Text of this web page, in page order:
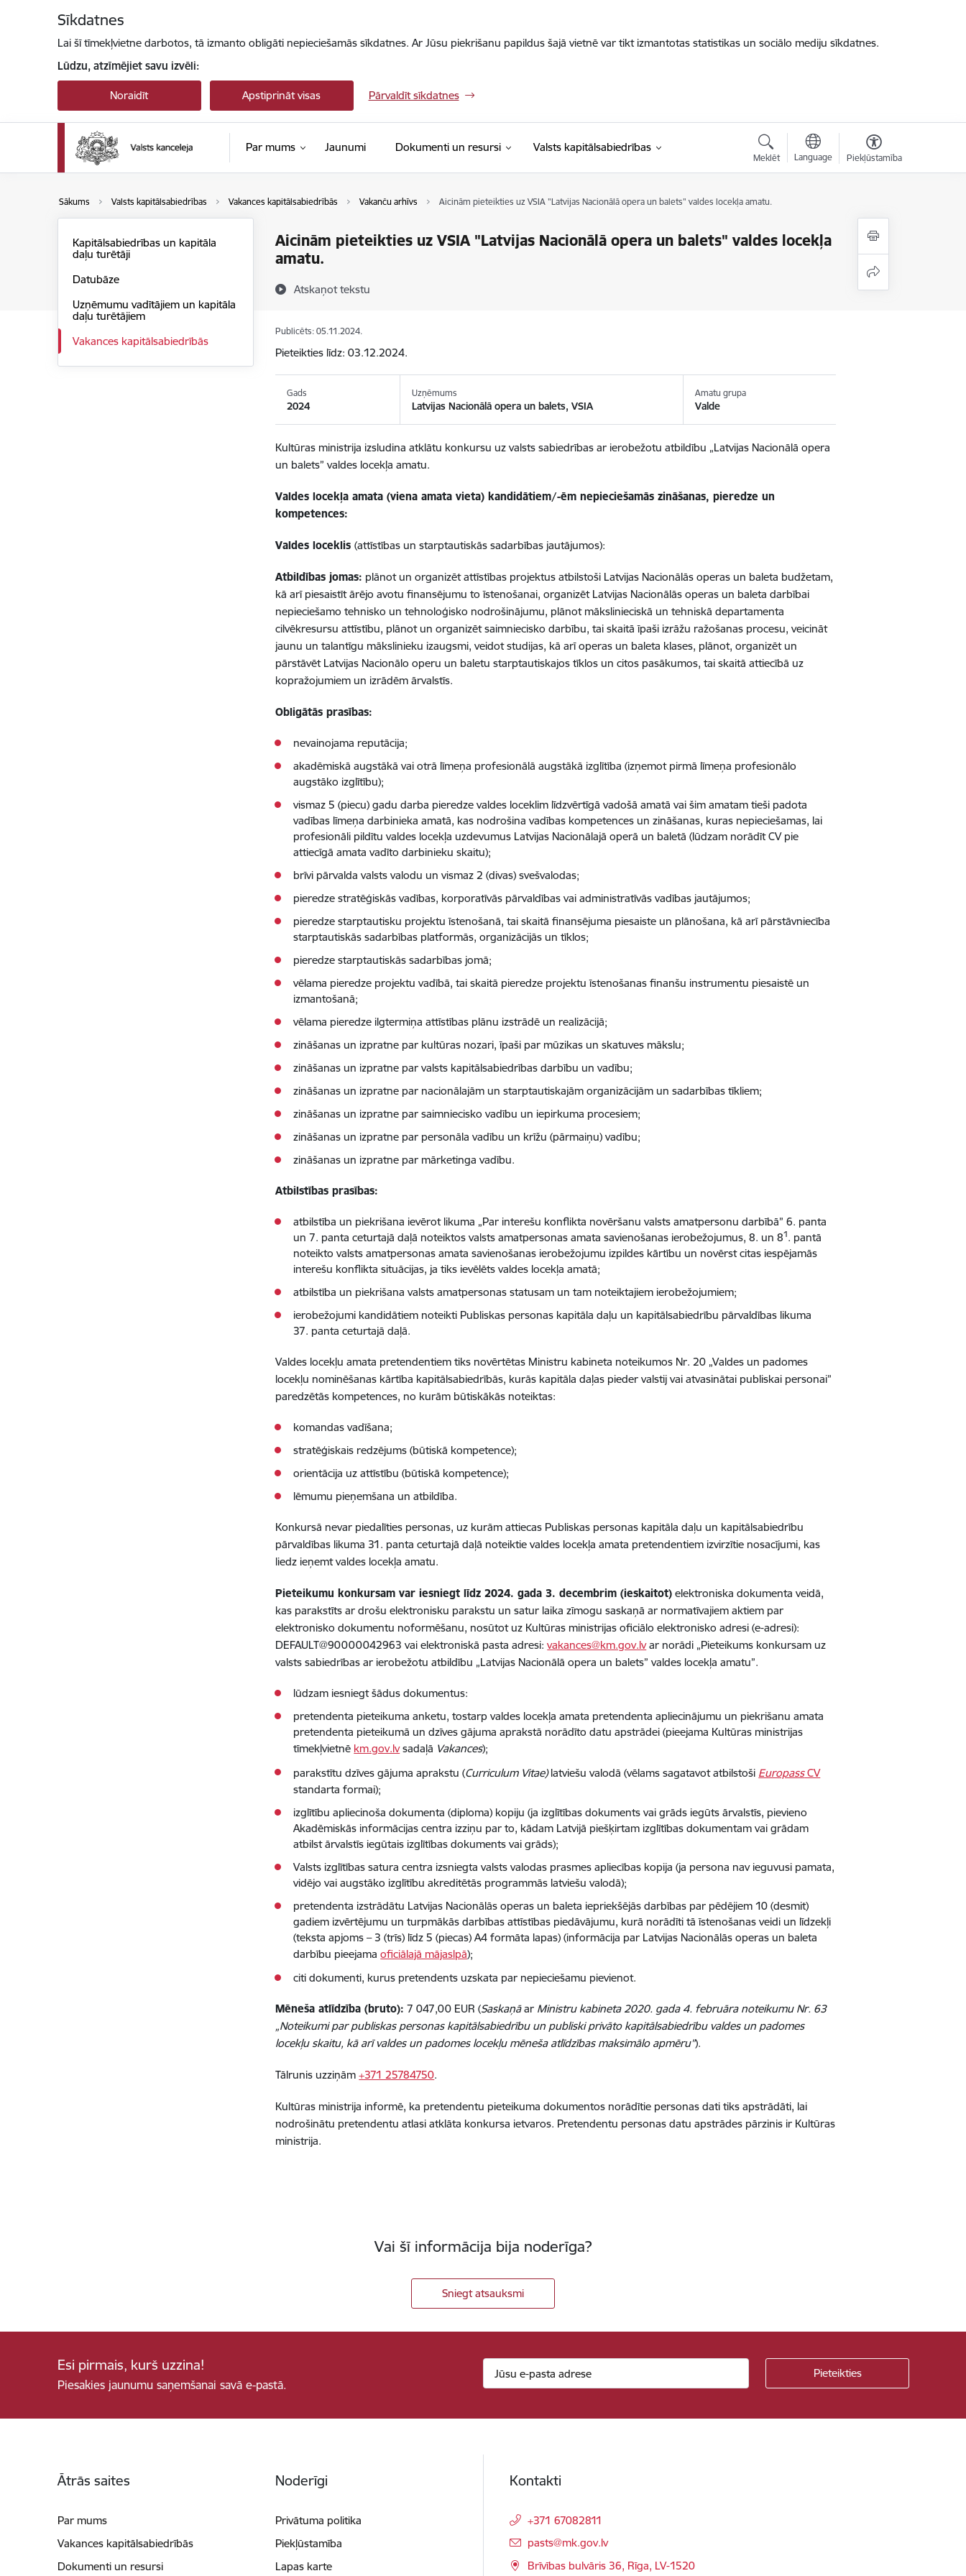
Sīkdatnes
Lai šī tīmekļvietne darbotos, tā izmanto obligāti nepieciešamās sīkdatnes. Ar Jūsu piekrišanu papildus šajā vietnē var tikt izmantotas statistikas un sociālo mediju sīkdatnes.
Lūdzu, atzīmējiet savu izvēli:
Noraidīt Apstiprināt visas Pārvaldīt sīkdatnes
Par mums Jaunumi Dokumenti un resursi Valsts kapitālsabiedrības
Meklēt Language Piekļūstamība
Sākums Valsts kapitālsabiedrības Vakances kapitālsabiedrībās Vakanču arhīvs Aicinām pieteikties uz VSIA "Latvijas Nacionālā opera un balets" valdes locekļa amatu.
Aicinām pieteikties uz VSIA "Latvijas Nacionālā opera un balets" valdes locekļa
amatu.
Atskaņot tekstu
Kapitālsabiedrības un kapitāla
daļu turētāji
Datubāze
Uzņēmumu vadītājiem un kapitāla
daļu turētājiem
Vakances kapitālsabiedrībās
Publicēts: 05.11.2024.
Pieteikties līdz: 03.12.2024.
Gads
2024
Uzņēmums
Latvijas Nacionālā opera un balets, VSIA
Amatu grupa
Valde
Kultūras ministrija izsludina atklātu konkursu uz valsts sabiedrības ar ierobežotu atbildību „Latvijas Nacionālā opera
un balets” valdes locekļa amatu.
Valdes locekļa amata (viena amata vieta) kandidātiem/-ēm nepieciešamās zināšanas, pieredze un
kompetences:
Valdes loceklis(attīstības un starptautiskās sadarbības jautājumos):
Atbildības jomas: plānot un organizēt attīstības projektus atbilstoši Latvijas Nacionālās operas un baleta budžetam,
kā arī piesaistīt ārējo avotu finansējumu to īstenošanai, organizēt Latvijas Nacionālās operas un baleta darbībai
nepieciešamo tehnisko un tehnoloģisko nodrošinājumu, plānot mākslinieciskā un tehniskā departamenta
cilvēkresursu attīstību, plānot un organizēt saimniecisko darbību, tai skaitā īpaši izrāžu ražošanas procesu, veicināt
jaunu un talantīgu mākslinieku izaugsmi, veidot studijas, kā arī operas un baleta klases, plānot, organizēt un
pārstāvēt Latvijas Nacionālo operu un baletu starptautiskajos tīklos un citos pasākumos, tai skaitā attiecībā uz
kopražojumiem un izrādēm ārvalstīs.
Obligātās prasības:
nevainojama reputācija;
akadēmiskā augstākā vai otrā līmeņa profesionālā augstākā izglītība (izņemot pirmā līmeņa profesionālo
augstāko izglītību);
vismaz 5 (piecu) gadu darba pieredze valdes loceklim līdzvērtīgā vadošā amatā vai šim amatam tieši padota
vadības līmeņa darbinieka amatā, kas nodrošina vadības kompetences un zināšanas, kuras nepieciešamas, lai
profesionāli pildītu valdes locekļa uzdevumus Latvijas Nacionālajā operā un baletā (lūdzam norādīt CV pie
attiecīgā amata vadīto darbinieku skaitu);
brīvi pārvalda valsts valodu un vismaz 2 (divas) svešvalodas;
pieredze stratēģiskās vadības, korporatīvās pārvaldības vai administratīvās vadības jautājumos;
pieredze starptautisku projektu īstenošanā, tai skaitā finansējuma piesaiste un plānošana, kā arī pārstāvniecība
starptautiskās sadarbības platformās, organizācijās un tīklos;
pieredze starptautiskās sadarbības jomā;
vēlama pieredze projektu vadībā, tai skaitā pieredze projektu īstenošanas finanšu instrumentu piesaistē un
izmantošanā;
vēlama pieredze ilgtermiņa attīstības plānu izstrādē un realizācijā;
zināšanas un izpratne par kultūras nozari, īpaši par mūzikas un skatuves mākslu;
zināšanas un izpratne par valsts kapitālsabiedrības darbību un vadību;
zināšanas un izpratne par nacionālajām un starptautiskajām organizācijām un sadarbības tīkliem;
zināšanas un izpratne par saimniecisko vadību un iepirkuma procesiem;
zināšanas un izpratne par personāla vadību un krīžu (pārmaiņu) vadību;
zināšanas un izpratne par mārketinga vadību.
Atbilstības prasības:
atbilstība un piekrišana ievērot likuma „Par interešu konflikta novēršanu valsts amatpersonu darbībā” 6. panta
un 7. panta ceturtajā daļā noteiktos valsts amatpersonas amata savienošanas ierobežojumus, 8. un 81. pantā
noteikto valsts amatpersonas amata savienošanas ierobežojumu izpildes kārtību un novērst citas iespējamās
interešu konflikta situācijas, ja tiks ievēlēts valdes locekļa amatā;
atbilstība un piekrišana valsts amatpersonas statusam un tam noteiktajiem ierobežojumiem;
ierobežojumi kandidātiem noteikti Publiskas personas kapitāla daļu un kapitālsabiedrību pārvaldības likuma
37. panta ceturtajā daļā.
Valdes locekļu amata pretendentiem tiks novērtētas Ministru kabineta noteikumos Nr. 20 „Valdes un padomes
locekļu nominēšanas kārtība kapitālsabiedrībās, kurās kapitāla daļas pieder valstij vai atvasinātai publiskai personai”
paredzētās kompetences, no kurām būtiskākās noteiktas:
komandas vadīšana;
stratēģiskais redzējums (būtiskā kompetence);
orientācija uz attīstību (būtiskā kompetence);
lēmumu pieņemšana un atbildība.
Konkursā nevar piedalīties personas, uz kurām attiecas Publiskas personas kapitāla daļu un kapitālsabiedrību
pārvaldības likuma 31. panta ceturtajā daļā noteiktie valdes locekļa amata pretendentiem izvirzītie nosacījumi, kas
liedz ieņemt valdes locekļa amatu.
Pieteikumu konkursam var iesniegt līdz 2024. gada 3. decembrim (ieskaitot) elektroniska dokumenta veidā,
kas parakstīts ar drošu elektronisku parakstu un satur laika zīmogu saskaņā ar normatīvajiem aktiem par
elektronisko dokumentu noformēšanu, nosūtot uz Kultūras ministrijas oficiālo elektronisko adresi (e-adresi):
DEFAULT@90000042963 vai elektroniskā pasta adresi:vakances@km.gov.lvar norādi „Pieteikums konkursam uz
valsts sabiedrības ar ierobežotu atbildību „Latvijas Nacionālā opera un balets” valdes locekļa amatu”.
lūdzam iesniegt šādus dokumentus:
pretendenta pieteikuma anketu, tostarp valdes locekļa amata pretendenta apliecinājumu un piekrišanu amata
pretendenta pieteikumā un dzīves gājuma aprakstā norādīto datu apstrādei (pieejama Kultūras ministrijas
tīmekļvietnē km.gov.lvsadaļā Vakances);
parakstītu dzīves gājuma aprakstu (Curriculum Vitae)latviešu valodā (vēlams sagatavot atbilstoši EuropassCV
standarta formai);
izglītību apliecinoša dokumenta (diploma) kopiju (ja izglītības dokuments vai grāds iegūts ārvalstīs, pievieno
Akadēmiskās informācijas centra izziņu par to, kādam Latvijā piešķirtam izglītības dokumentam vai grādam
atbilst ārvalstīs iegūtais izglītības dokuments vai grāds);
Valsts izglītības satura centra izsniegta valsts valodas prasmes apliecības kopija (ja persona nav ieguvusi pamata,
vidējo vai augstāko izglītību akreditētās programmās latviešu valodā);
pretendenta izstrādātu Latvijas Nacionālās operas un baleta iepriekšējās darbības par pēdējiem 10 (desmit)
gadiem izvērtējumu un turpmākās darbības attīstības piedāvājumu, kurā norādīti tā īstenošanas veidi un līdzekļi
(teksta apjoms – 3 (trīs) līdz 5 (piecas) A4 formāta lapas) (informācija par Latvijas Nacionālās operas un baleta
darbību pieejamaoficiālajā mājaslpā);
citi dokumenti, kurus pretendents uzskata par nepieciešamu pievienot.
Mēneša atlīdzība (bruto): 7 047,00 EUR (Saskaņāar Ministru kabineta 2020. gada 4. februāra noteikumu Nr. 63
„Noteikumi par publiskas personas kapitālsabiedrību un publiski privāto kapitālsabiedrību valdes un padomes
locekļu skaitu, kā arī valdes un padomes locekļu mēneša atlīdzības maksimālo apmēru”).
Tālrunis uzziņām+371 25784750.
Kultūras ministrija informē, ka pretendentu pieteikuma dokumentos norādītie personas dati tiks apstrādāti, lai
nodrošinātu pretendentu atlasi atklāta konkursa ietvaros. Pretendentu personas datu apstrādes pārzinis ir Kultūras
ministrija.
Vai šī informācija bija noderīga?
Sniegt atsauksmi
Esi pirmais, kurš uzzina!
Piesakies jaunumu saņemšanai savā e-pastā.
Ātrās saites
Par mums
Vakances kapitālsabiedrībās
Dokumenti un resursi
Noderīgi
Privātuma politika
Piekļūstamība
Lapas karte
Kontakti
+371 67082811
E-pasts:
pasts@mk.gov.lv
Brīvības bulvāris 36, Rīga, LV-1520